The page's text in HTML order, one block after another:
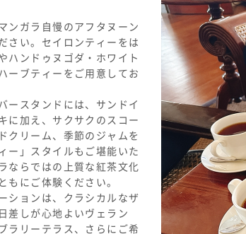
ンガラ自慢のアフタヌーン
さい。セイロンティーをは
ハンドゥヌゴダ・ホワイト
ーブティーをご用意してお
ースタンドには、サンドイ
に加え、サクサクのスコー
クリーム、季節のジャムを
ー」スタイルもご堪能いた
ならではの上質な紅茶文化
もにご体験ください。
ションは、クラシカルなザ
差しが心地よいヴェラン
ラリーテラス、さらにご希